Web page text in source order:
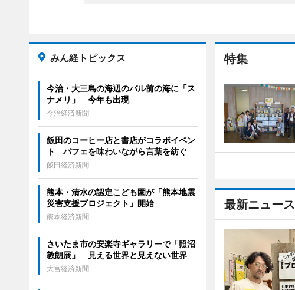
特集
最新ニュース
みん経トピックス
今治・大三島の海辺のバル前の海に「ス
ナメリ」 今年も出現
今治経済新聞
飯田のコーヒー店と書店がコラボイベン
ト パフェを味わいながら言葉を紡ぐ
飯田経済新聞
熊本・清水の認定こども園が「熊本地震
災害支援プロジェクト」開始
熊本経済新聞
さいたま市の安楽寺ギャラリーで「照沼
敦朗展」 見える世界と見えない世界
大宮経済新聞